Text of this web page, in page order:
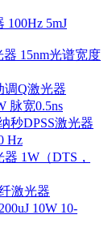
100Hz 5mJ
15nm光谱宽度
调Q激光器
脉宽0.5ns
秒DPSS激光器
Hz
1W（DTS，
激光器
10W 10-